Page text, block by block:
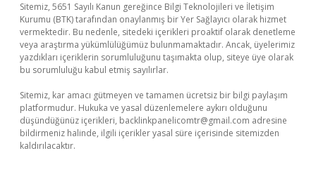
Sitemiz, 5651 Sayılı Kanun gereğince Bilgi Teknolojileri ve İletişim
Kurumu (BTK) tarafından onaylanmış bir Yer Sağlayıcı olarak hizmet
vermektedir. Bu nedenle, sitedeki içerikleri proaktif olarak denetleme
veya araştırma yükümlülüğümüz bulunmamaktadır. Ancak, üyelerimiz
yazdıkları içeriklerin sorumluluğunu taşımakta olup, siteye üye olarak
bu sorumluluğu kabul etmiş sayılırlar.
Sitemiz, kar amacı gütmeyen ve tamamen ücretsiz bir bilgi paylaşım
platformudur. Hukuka ve yasal düzenlemelere aykırı olduğunu
düşündüğünüz içerikleri, backlinkpanelicomtr@gmail.com adresine
bildirmeniz halinde, ilgili içerikler yasal süre içerisinde sitemizden
kaldırılacaktır.